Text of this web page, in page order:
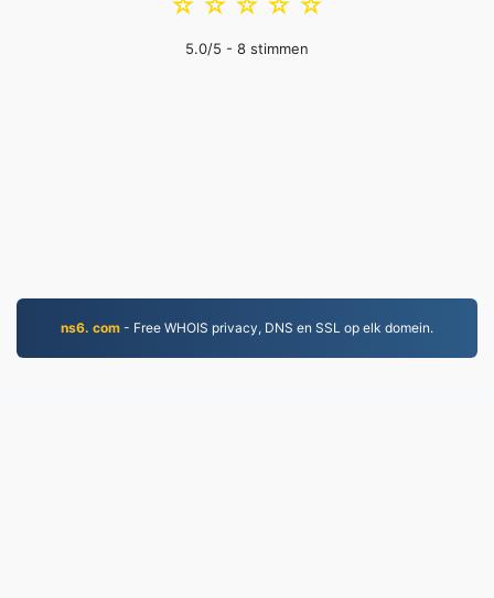
5.0/5 - 8 stimmen
ns6. com - Free WHOIS privacy, DNS en SSL op elk domein.